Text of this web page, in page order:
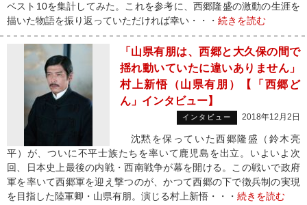
ベスト10を集計してみた。これを参考に、西郷隆盛の激動の生涯を
描いた物語を振り返っていただければ幸い・・・ 続きを読む
「山県有朋は、西郷と大久保の間で
揺れ動いていたに違いありません」
村上新悟（山県有朋）【「西郷ど
ん」インタビュー】
インタビュー 2018年12月2日
沈黙を保っていた西郷隆盛（鈴木亮
平）が、ついに不平士族たちを率いて鹿児島を出立。いよいよ次
回、日本史上最後の内戦・西南戦争が幕を開ける。この戦いで政府
軍を率いて西郷軍を迎え撃つのが、かつて西郷の下で徴兵制の実現
を目指した陸軍卿・山県有朋。演じる村上新悟・・・ 続きを読む